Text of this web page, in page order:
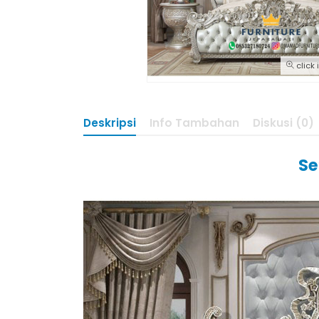
click
Deskripsi Info Tambahan Diskusi (0)